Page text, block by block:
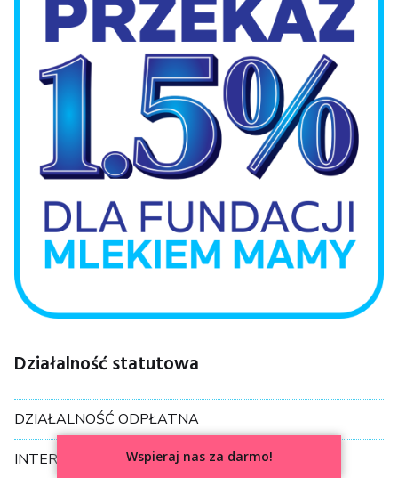
Działalność statutowa
DZIAŁALNOŚĆ ODPŁATNA
INTERWENCJE Wspieraj nas za darmo!